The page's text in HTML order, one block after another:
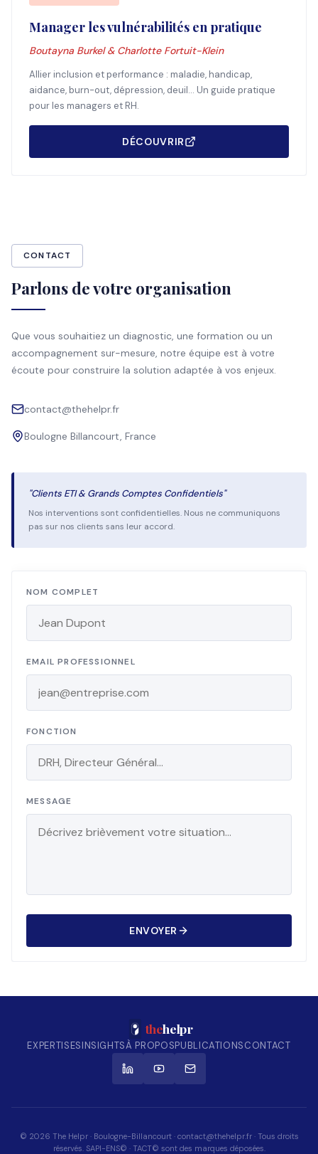
Manager les vulnérabilités en pratique
Boutayna Burkel & Charlotte Fortuit-Klein
Allier inclusion et performance : maladie, handicap,
aidance, burn-out, dépression, deuil... Un guide pratique
pour les managers et RH.
DÉCOUVRIR
CONTACT
Parlons de votre organisation
Que vous souhaitiez un diagnostic, une formation ou un
accompagnement sur-mesure, notre équipe est à votre
écoute pour construire la solution adaptée à vos enjeux.
contact@thehelpr.fr
Boulogne Billancourt, France
"Clients ETI & Grands Comptes Confidentiels"
Nos interventions sont confidentielles. Nous ne communiquons
pas sur nos clients sans leur accord.
NOM COMPLET
EMAIL PROFESSIONNEL
FONCTION
MESSAGE
ENVOYER
thehelpr
EXPERTISESINSIGHTSÀ PROPOSPUBLICATIONSCONTACT
© 2026 The Helpr · Boulogne-Billancourt · contact@thehelpr.fr · Tous droits
réservés. SAPI-ENS© · TACT© sont des marques déposées.